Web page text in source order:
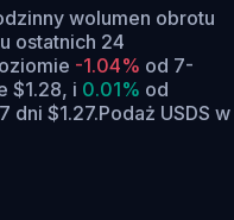
wolumen obrotu
ostatnich 24
-1.04% od 7-
$1.28, i 0.01% od
dni $1.27.Podaż USDS w